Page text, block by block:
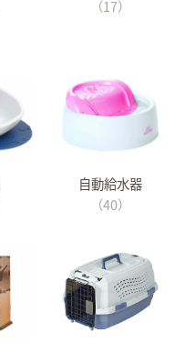
（17）
自動給水器
（40）